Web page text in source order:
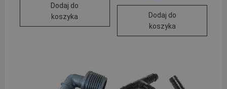
Dodaj do
koszyka
Dodaj do
koszyka